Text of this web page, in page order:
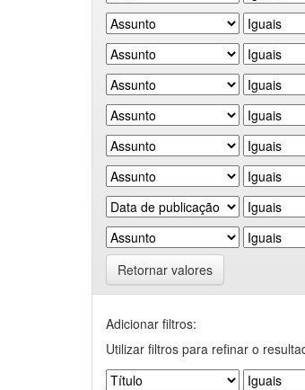
Retornar valores
Adicionar filtros:
Utilizar filtros para refinar o